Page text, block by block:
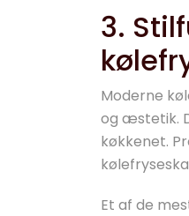
3.
Moderne
og æstetik.
køkkenet.
Et af de